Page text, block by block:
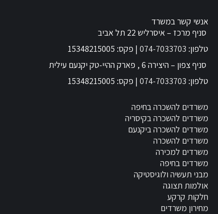
אנשי קשר במשרד
סניף מרכז – איסרליש 22 תל אביב
טלפון: 074-7033703 | פקס: 15348215005
סניף צפון – היצירה 6 , פארק ההיי-טק יקנעם עילית
טלפון: 074-7033703 | פקס: 15348215005
משרדים להשכרה בחיפה
משרדים להשכרה בקיסריה
משרדים להשכרה ביקנעם
משרדים להשכרה
משרדים למכירה
משרדים בחיפה
מבני תעשיה ולוגיסטיקה
אולמות תצוגה
חלקות קרקע
מחירון משרדים